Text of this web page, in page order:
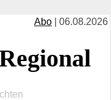
Abo | 06.08.2026